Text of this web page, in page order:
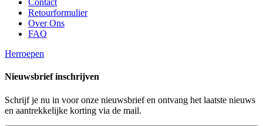
Contact
Retourformulier
Over Ons
FAQ
Herroepen
Nieuwsbrief inschrijven
Schrijf je nu in voor onze nieuwsbrief en ontvang het laatste nieuws
en aantrekkelijke korting via de mail.